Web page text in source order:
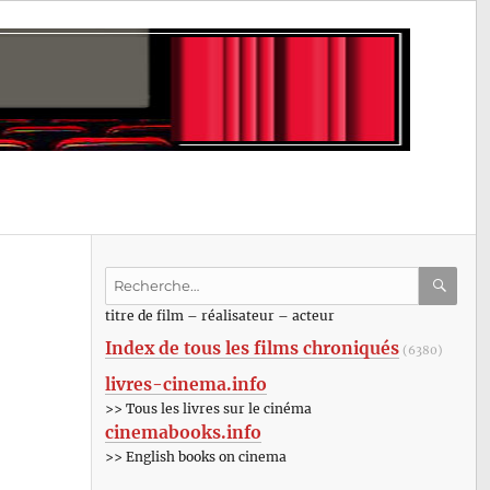
Recherche
:titre de film – réalisateur – acteur
Index de tous les films chroniqués (6380)
livres-cinema.info
>> Tous les livres sur le cinéma
cinemabooks.info
>> English books on cinema